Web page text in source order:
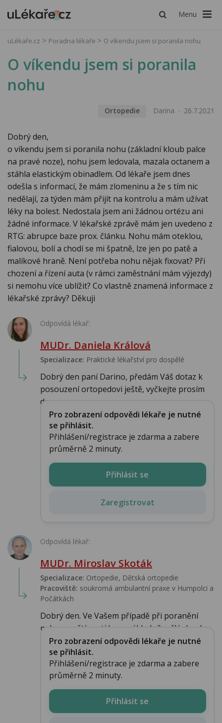
Menu
uLékaře.cz Poradna lékaře O víkendu jsem si poranila nohu
O víkendu jsem si poranila
nohu
Ortopedie Darina 26.7.2021
Dobrý den,
o víkendu jsem si poranila nohu (základní kloub palce
na pravé noze), nohu jsem ledovala, mazala octanem a
stáhla elastickým obinadlem. Od lékaře jsem dnes
odešla s informací, že mám zlomeninu a že s tím nic
nedělají, za týden mám přijít na kontrolu a mám užívat
léky na bolest. Nedostala jsem ani žádnou ortézu ani
žádné informace. V lékařské zprávě mám jen uvedeno z
RTG: abrupce baze prox. článku. Nohu mám oteklou,
fialovou, bolí a chodí se mi špatně, lze jen po patě a
malíkové hraně. Není potřeba nohu nějak fixovat? Při
chození a řízení auta (v rámci zaměstnání mám výjezdy)
si nemohu více ublížit? Co vlastně znamená informace z
lékařské zprávy? Děkuji
Odpovídá lékař:
MUDr. Daniela Králová
Specializace: Praktické lékařství pro dospělé
Dobrý den paní Darino, předám Váš dotaz k
posouzení ortopedovi ještě, vyčkejte prosím
dru...
Pro zobrazení odpovědi lékaře je nutné
se přihlásit.
Přihlášení/registrace je zdarma a zabere
průměrně 2 minuty.
Přihlásit se
Zaregistrovat
Odpovídá lékař:
MUDr. Miroslav Skoták
Specializace: Ortopedie, Dětská ortopedie
Pracoviště: soukromá ambulantní praxe v Humpolci a
Počátkách
Dobrý den. Ve Vašem případě při poranění
palce a naštípnutí base základního článku do...
Pro zobrazení odpovědi lékaře je nutné
se přihlásit.
Přihlášení/registrace je zdarma a zabere
průměrně 2 minuty.
Přihlásit se